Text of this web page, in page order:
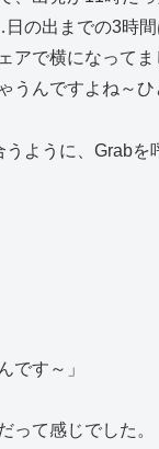
の出までの3時間
アで横になって
うんですよね～ひ
うように、Grabを
です～」
って感じでした。